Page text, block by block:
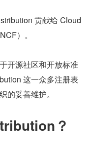
贡献给 Cloud
）。
开源社区和开放标准
这一众多注册表
的妥善维护。
？